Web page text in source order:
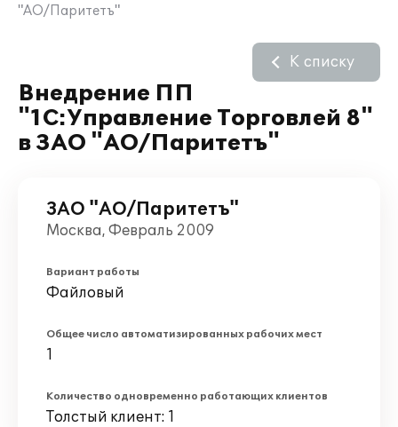
"АО/Паритетъ"
Внедрение ПП
"1С:Управление Торговлей 8"
в ЗАО "АО/Паритетъ"
К списку
ЗАО "АО/Паритетъ"
Москва, Февраль 2009
Вариант работы
Файловый
Общее число автоматизированных рабочих мест
1
Количество одновременно работающих клиентов
Толстый клиент: 1